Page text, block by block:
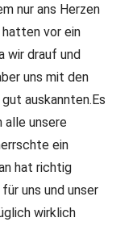
nur ans Herzen
vor ein
wir drauf und
uns mit den
auskannten.Es
alle unsere
ein
hat richtig
uns und unser
wirklich